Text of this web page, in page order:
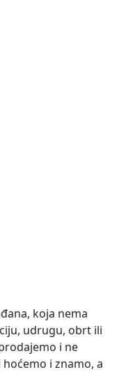
koja nema
udrugu, obrt ili
i ne
i znamo, a